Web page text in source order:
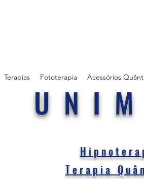
Terapias Fototerapia Acessórios
Terapia